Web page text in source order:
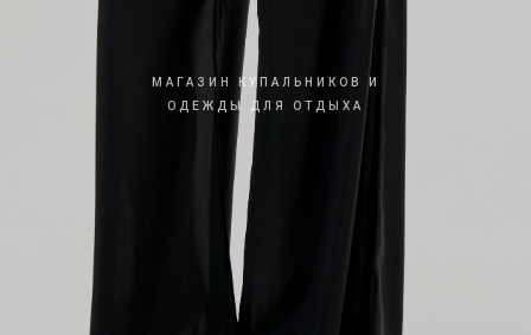
МАГАЗИН КУПАЛЬНИКОВ И
ОДЕЖДЫ ДЛЯ ОТДЫХА